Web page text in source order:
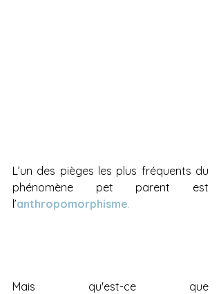
L’un des pièges les plus fréquents du
phénomène pet parent est
l’anthropomorphisme.
Mais qu'est-ce que